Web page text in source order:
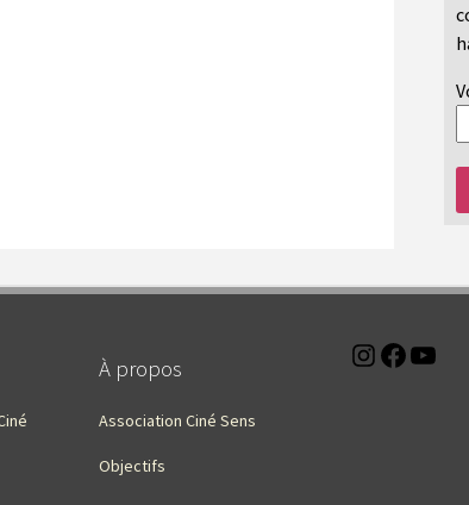
À propos
Association Ciné Sens
Objectifs